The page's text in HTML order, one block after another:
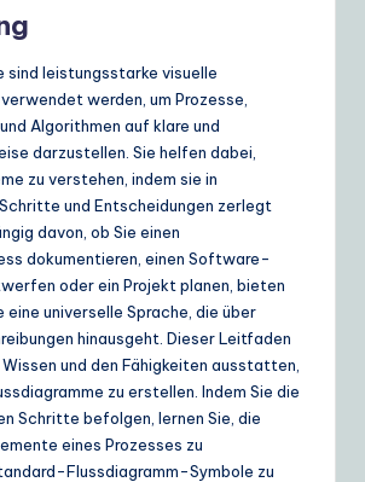
sind leistungsstarke visuelle
werden, um Prozesse,
Algorithmen auf klare und
darzustellen. Sie helfen dabei,
zu verstehen, indem sie in
und Entscheidungen zerlegt
davon, ob Sie einen
dokumentieren, einen Software-
oder ein Projekt planen, bieten
eine universelle Sprache, die über
hinausgeht. Dieser Leitfaden
und den Fähigkeiten ausstatten,
zu erstellen. Indem Sie die
Schritte befolgen, lernen Sie, die
eines Prozesses zu
Flussdiagramm-Symbole zu